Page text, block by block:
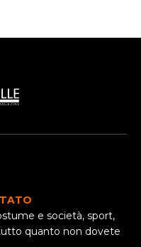
e società, sport,
quanto non dovete